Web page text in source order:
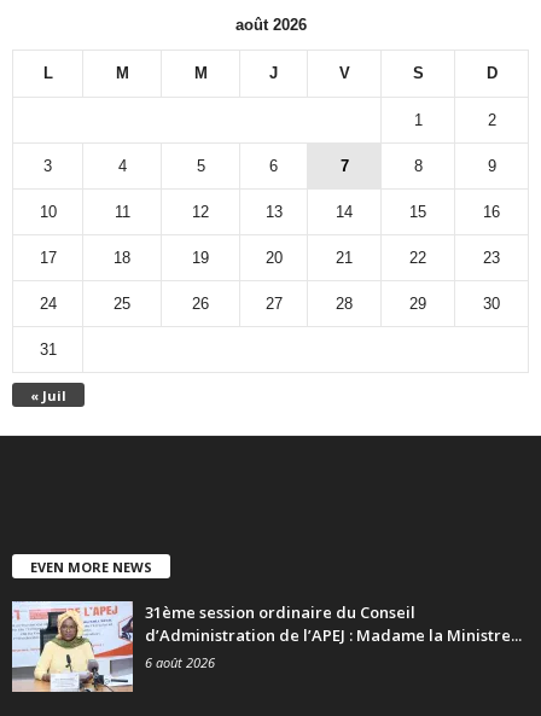
août 2026
L M M J V S D
« Juil
1 2
3 4 5 6 7 8 9
10 11 12 13 14 15 16
17 18 19 20 21 22 23
24 25 26 27 28 29 30
31
EVEN MORE NEWS
31ème session ordinaire du Conseil
d’Administration de l’APEJ : Madame la Ministre...
6 août 2026